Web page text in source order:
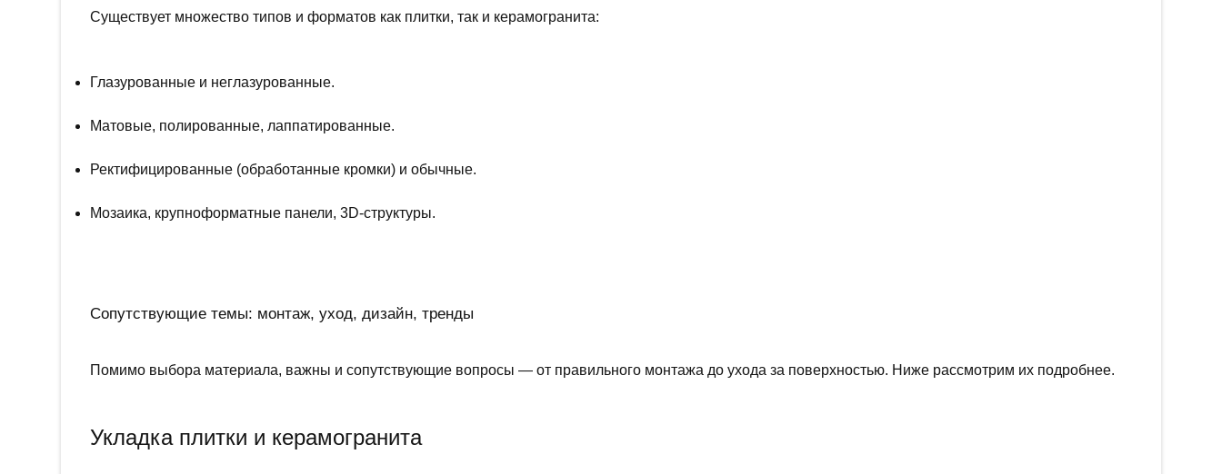
Существует множество типов и форматов как плитки, так и керамогранита:
Глазурованные и неглазурованные.
Матовые, полированные, лаппатированные.
Ректифицированные (обработанные кромки) и обычные.
Мозаика, крупноформатные панели, 3D-структуры.
Сопутствующие темы: монтаж, уход, дизайн, тренды
Помимо выбора материала, важны и сопутствующие вопросы — от правильного монтажа до ухода за поверхностью. Ниже рассмотрим их подробнее.
Укладка плитки и керамогранита